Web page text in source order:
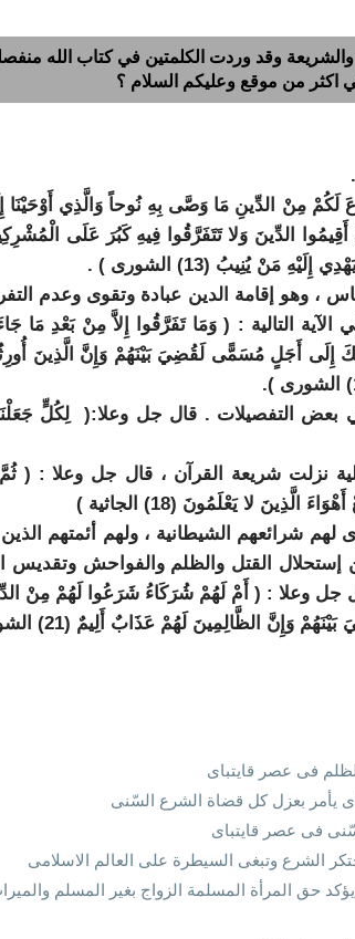
وقد وردت الكلمتين في كتاب الله
اكثر من موقع وعليكم السلام ؟
مِنْ الدِّينِ مَا وَصَّى بِهِ نُوحاً وَالَّذِي أَوْحَيْنَا
الدِّينَ وَلا تَتَفَرَّقُوا فِيهِ كَبُرَ عَلَى
مَنْ يُنِيبُ (13) الشورى ) .
، وهو إقامة الدين عبادة وتقوى وعدم
التالية : ( وَمَا تَفَرَّقُوا إِلاَّ مِنْ بَعْدِ مَا
إِلَى أَجَلٍ مُسَمًّى لَقُضِيَ بَيْنَهُمْ وَإِنَّ الَّذِينَ
في بعض التفصيلات . قال جل وعلا:( لِكُلٍّ
نزلت شريعة القرآن ، قال جل وعلا : (
لا يَعْلَمُونَ (18) الجاثية )
لهم شرائعهم الشيطانية ، ولهم أئمتهم
إستحلال القتل والظلم والفواحش وتقديس
جل وعلا : ( أَمْ لَهُمْ شُرَكَاءُ شَرَعُوا لَهُمْ مِنْ
وَإِنَّ الظَّالِمِينَ لَهُمْ عَذَابٌ أَلِيمٌ (21) الشورى )
فى عصر قايتباى
يأمر بعزل كل قضاة الشرع السّنى
فى عصر قايتباى
حق المرأة المسلمة الزواج بغير المسلم